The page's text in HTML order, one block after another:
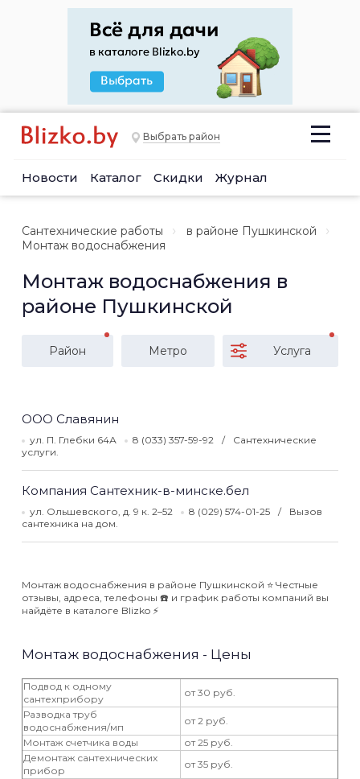
Выбрать район
Новости Каталог Скидки Журнал
Сантехнические работы
в районе Пушкинской
Монтаж водоснабжения
Монтаж водоснабжения в
районе Пушкинской
Район Метро Услуга
ООО Славянин
ул. П. Глебки 64А 8 (033) 357-59-92
Сантехнические
услуги.
Компания Сантехник-в-минске.бел
ул. Ольшевского, д. 9 к. 2–52 8 (029) 574-01-25
Вызов
сантехника на дом.
Монтаж водоснабжения в районе Пушкинской ⭐️ Честные
отзывы, адреса, телефоны ☎️ и график работы компаний вы
найдёте в каталоге Blizko ⚡️
Монтаж водоснабжения - Цены
Подвод к одному
сантехприбору
от 30 руб.
Разводка труб
водоснабжения/мп
от 2 руб.
Монтаж счетчика воды
от 25 руб.
Демонтаж сантехнических
прибор
от 35 руб.